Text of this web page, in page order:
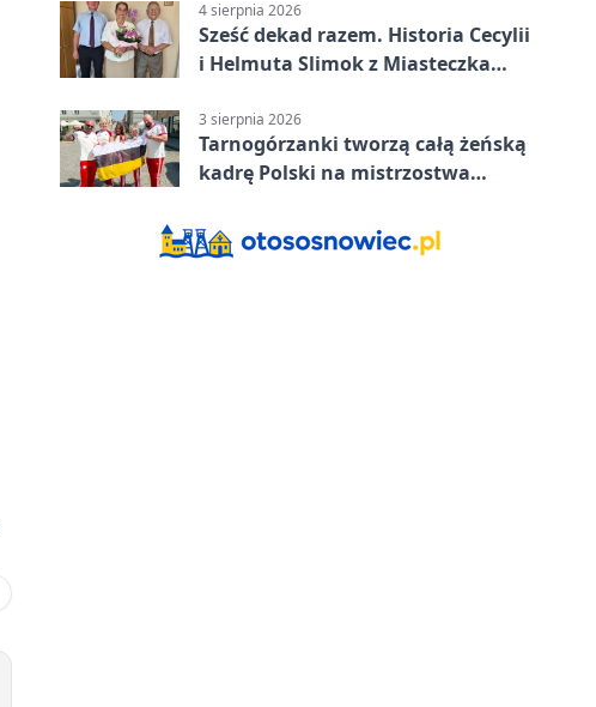
4 sierpnia 2026
Sześć dekad razem. Historia Cecylii
i Helmuta Slimok z Miasteczka
3 sierpnia 2026
Tarnogórzanki tworzą całą żeńską
kadrę Polski na mistrzostwa